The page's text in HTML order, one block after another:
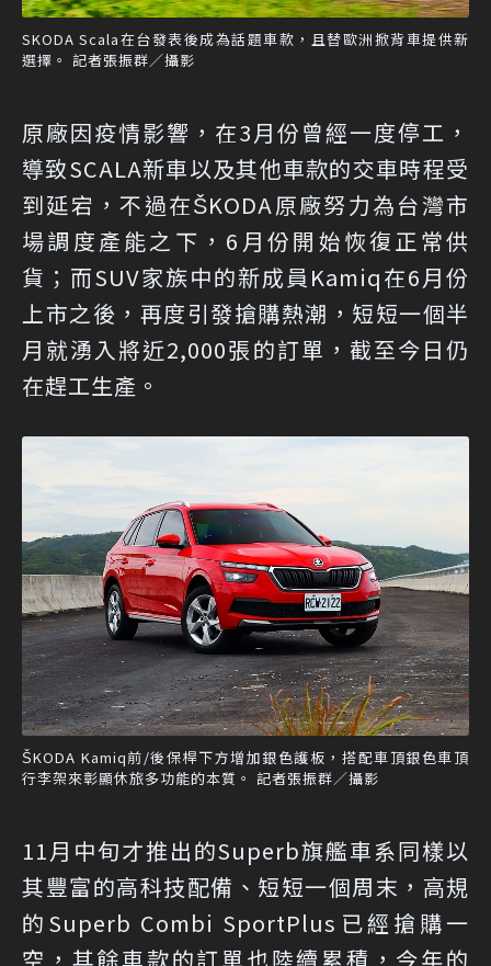
SKODA Scala在台發表後成為話題車款，且替歐洲掀背車提供新
選擇。 記者張振群／攝影
原廠因疫情影響，在3月份曾經一度停工，
導致SCALA新車以及其他車款的交車時程受
到延宕，不過在ŠKODA原廠努力為台灣市
場調度產能之下，6月份開始恢復正常供
貨；而SUV家族中的新成員Kamiq在6月份
上市之後，再度引發搶購熱潮，短短一個半
月就湧入將近2,000張的訂單，截至今日仍
在趕工生產。
ŠKODA Kamiq前/後保桿下方增加銀色護板，搭配車頂銀色車頂
行李架來彰顯休旅多功能的本質。 記者張振群／攝影
11月中旬才推出的Superb旗艦車系同樣以
其豐富的高科技配備、短短一個周末，高規
的Superb Combi SportPlus已經搶購一
空，其餘車款的訂單也陸續累積，今年的